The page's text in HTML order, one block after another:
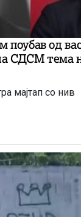
поубав од
СДСМ тема
мајтап со нив